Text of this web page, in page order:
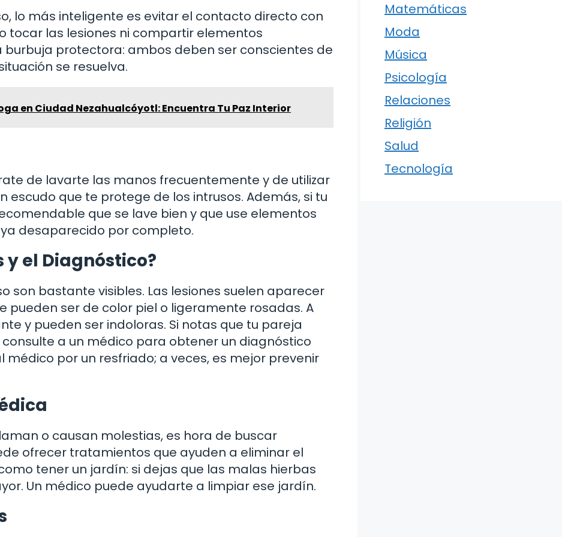
lo más inteligente es evitar el contacto directo con
tocar las lesiones ni compartir elementos
burbuja protectora: ambos deben ser conscientes de
se resuelva.
en Ciudad Nezahualcóyotl: Encuentra Tu Paz Interior
de lavarte las manos frecuentemente y de utilizar
escudo que te protege de los intrusos. Además, si tu
que se lave bien y que use elementos
desaparecido por completo.
y el Diagnóstico?
son bastante visibles. Las lesiones suelen aparecer
pueden ser de color piel o ligeramente rosadas. A
y pueden ser indoloras. Si notas que tu pareja
a un médico para obtener un diagnóstico
médico por un resfriado; a veces, es mejor prevenir
o causan molestias, es hora de buscar
ofrecer tratamientos que ayuden a eliminar el
tener un jardín: si dejas que las malas hierbas
Un médico puede ayudarte a limpiar ese jardín.
Matemáticas
Moda
Música
Psicología
Relaciones
Religión
Salud
Tecnología